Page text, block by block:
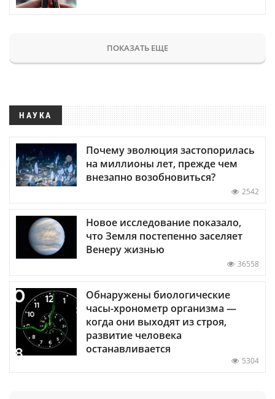
ПОКАЗАТЬ ЕЩЕ
НАУКА
Почему эволюция застопорилась
на миллионы лет, прежде чем
внезапно возобновиться?
2542
Новое исследование показало,
что Земля постепенно заселяет
Венеру жизнью
36558
Обнаружены биологические
часы-хронометр организма —
когда они выходят из строя,
развитие человека
останавливается
5304